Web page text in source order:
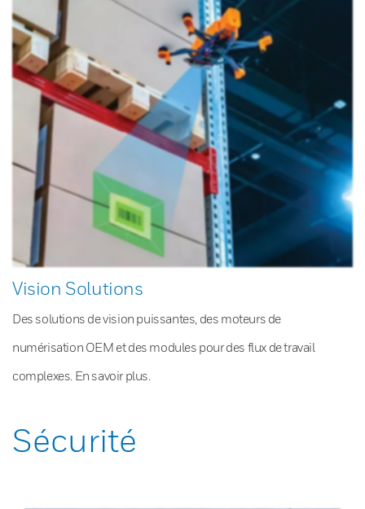
Vision Solutions
Des solutions de vision puissantes, des moteurs de
numérisation OEM et des modules pour des flux de travail
complexes. En savoir plus.
Sécurité